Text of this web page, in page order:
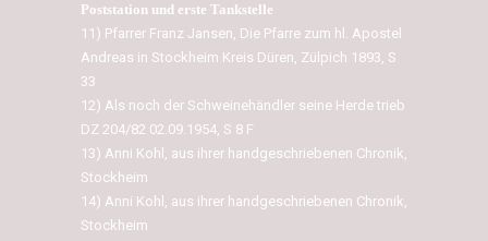
Poststation und erste Tankstelle
11) Pfarrer Franz Jansen, Die Pfarre zum hl. Apostel
Andreas in Stockheim Kreis Düren, Zülpich 1893, S
33
12) Als noch der Schweinehändler seine Herde trieb
DZ 204/82 02.09.1954, S 8 F
13) Anni Kohl, aus ihrer handgeschriebenen Chronik,
Stockheim
14) Anni Kohl, aus ihrer handgeschriebenen Chronik,
Stockheim